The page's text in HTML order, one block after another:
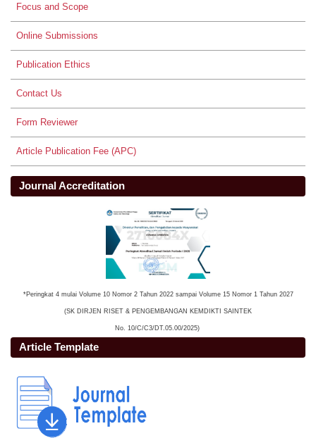
Focus and Scope
Online Submissions
Publication Ethics
Contact Us
Form Reviewer
Article Publication Fee (APC)
Journal Accreditation
*Peringkat 4 mulai Volume 10 Nomor 2 Tahun 2022 sampai Volume 15 Nomor 1 Tahun 2027
(SK DIRJEN RISET & PENGEMBANGAN KEMDIKTI SAINTEK
No. 10/C/C3/DT.05.00/2025)
Article Template